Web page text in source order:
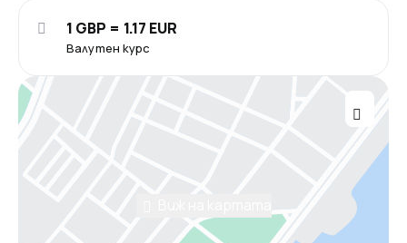
Валутен курс
1 GBP = 1.17 EUR